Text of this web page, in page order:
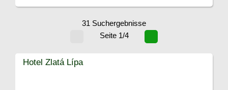
31 Suchergebnisse
Seite 1/4
Hotel Zlatá Lípa